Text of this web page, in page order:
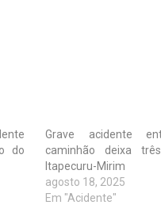
do
Grave acidente
caminhão deixa
Itapecuru-Mirim
agosto 18, 2025
Em "Acidente"